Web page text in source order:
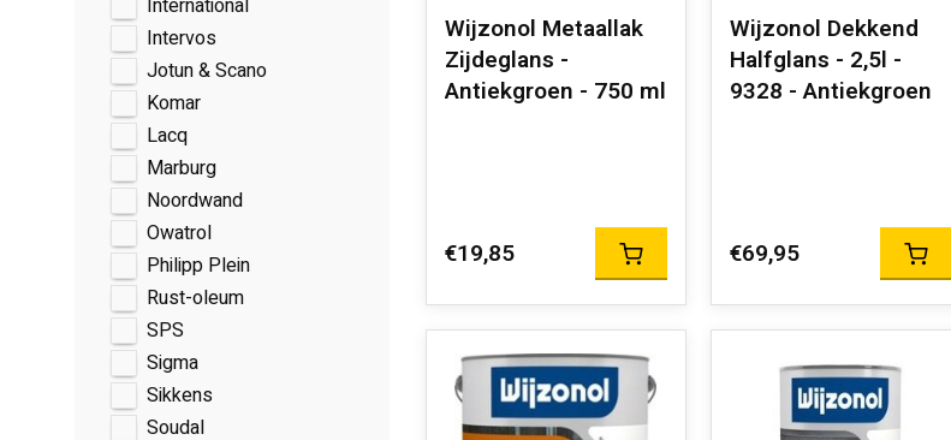
International
Intervos
Jotun & Scano
Komar
Lacq
Marburg
Noordwand
Owatrol
Philipp Plein
Rust-oleum
SPS
Sigma
Sikkens
Soudal
Wijzonol Metaallak
Zijdeglans -
Antiekgroen - 750 ml
€19,85
Wijzonol Dekkend
Halfglans - 2,5l -
9328 - Antiekgroen
€69,95